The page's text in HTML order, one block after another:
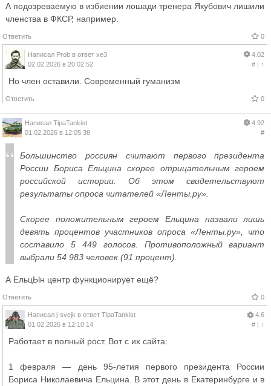
А подозреваемую в избиении лошади тренера Якубович лишили
членства в ФКСР, например.
Ответить 0
Написал Prob в ответ xe3
02.02.2026 в 20:02:52
4.02
#| ↑
Но член оставили. Современный гуманизм
Ответить 0
Написал TipaTankist
01.02.2026 в 12:05:38
4.92
#
Большинство россиян считают первого президента
России Бориса Ельцина скорее отрицательным героем
российской истории. Об этом свидетельствуют
результаты опроса читателей «Ленты.ру».
Скорее положительным героем Ельцина назвали лишь
девять процентов участников опроса «Ленты.ру», что
составило 5 449 голосов. Противоположный вариант
выбрали 54 983 человек (91 процент).
А ЕльцЫн центр функционирует ещё?
Ответить 0
Написал j-svejk в ответ TipaTankist
01.02.2026 в 12:10:14
4.6
#| ↑
Работает в полный рост. Вот с их сайта:
1 февраля — день 95-летия первого президента России
Бориса Николаевича Ельцина. В этот день в Екатеринбурге и в